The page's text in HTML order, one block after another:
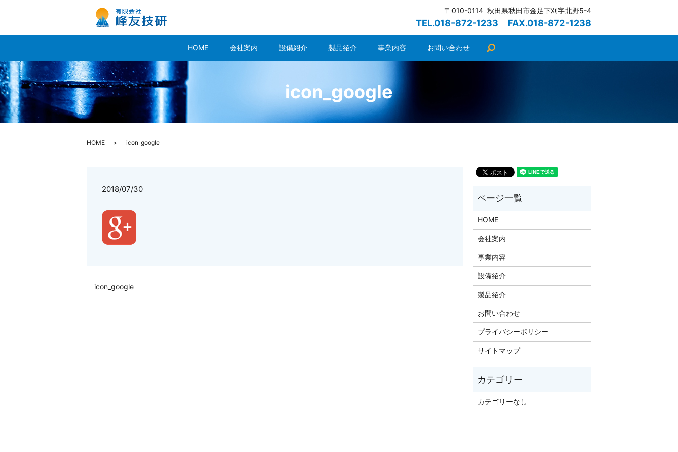
〒010-0114 秋田県秋田市金足下刈字北野5-4
TEL.018-872-1233 FAX.018-872-1238
HOME 会社案内 設備紹介 製品紹介 事業内容 お問い合わせ search
icon_google
HOME icon_google
2018/07/30
icon_google
HOME
会社案内
事業内容
設備紹介
製品紹介
お問い合わせ
プライバシーポリシー
サイトマップ
カテゴリーなし